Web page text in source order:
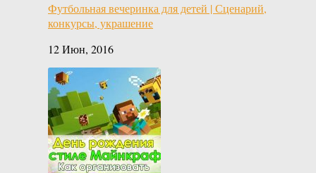
Футбольная вечеринка для детей | Сценарий,
конкурсы, украшение
12 Июн, 2016